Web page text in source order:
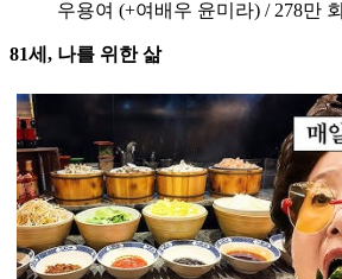
우용여 (+여배우 윤미라) / 278만 회
81세, 나를 위한 삶